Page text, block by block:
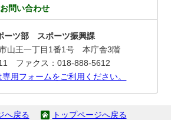
お問い合わせ
ーツ部 スポーツ振興課
山王一丁目1番1号 本庁舎3階
ファクス：018-888-5612
用フォームをご利用ください。
へ戻る トップページへ戻る